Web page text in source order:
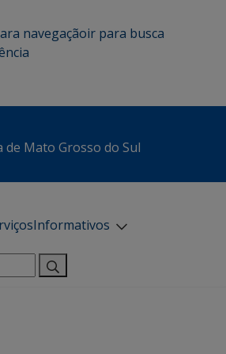
navegaçãoir para busca
de Mato Grosso do Sul
Informativos